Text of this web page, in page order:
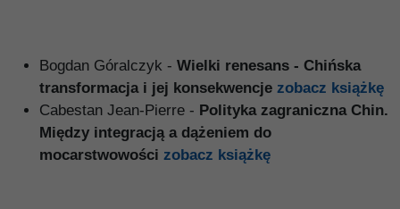
Bogdan Góralczyk - Wielki renesans - Chińska
transformacja i jej konsekwencje zobacz książkę
Cabestan Jean-Pierre - Polityka zagraniczna Chin.
Między integracją a dążeniem do
mocarstwowości zobacz książkę